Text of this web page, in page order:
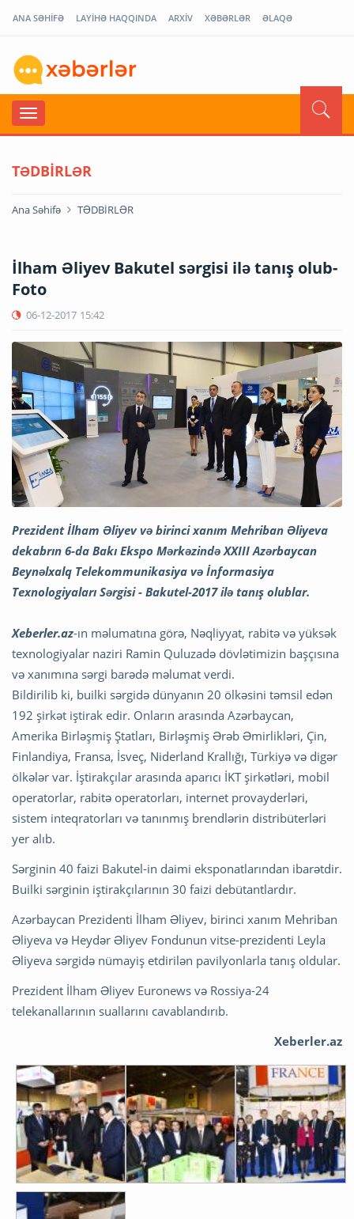
ANA SƏHİFƏ LAYİHƏ HAQQINDA ARXİV XƏBƏRLƏR ƏLAQƏ
TƏDBİRLƏR
Ana Səhifə TƏDBİRLƏR
İlham Əliyev Bakutel sərgisi ilə tanış olub-
Foto
06-12-2017 15:42
Prezident İlham Əliyev və birinci xanım Mehriban Əliyeva
dekabrın 6-da Bakı Ekspo Mərkəzində XXIII Azərbaycan
Beynəlxalq Telekommunikasiya və İnformasiya
Texnologiyaları Sərgisi - Bakutel-2017 ilə tanış olublar.
Xeberler.az-ın məlumatına görə, Nəqliyyat, rabitə və yüksək
texnologiyalar naziri Ramin Quluzadə dövlətimizin başçısına
və xanımına sərgi barədə məlumat verdi.
Bildirilib ki, builki sərgidə dünyanın 20 ölkəsini təmsil edən
192 şirkət iştirak edir. Onların arasında Azərbaycan,
Amerika Birləşmiş Ştatları, Birləşmiş Ərəb Əmirlikləri, Çin,
Finlandiya, Fransa, İsveç, Niderland Krallığı, Türkiyə və digər
ölkələr var. İştirakçılar arasında aparıcı İKT şirkətləri, mobil
operatorlar, rabitə operatorları, internet provayderləri,
sistem inteqratorları və tanınmış brendlərin distribüterləri
yer alıb.
Sərginin 40 faizi Bakutel-in daimi eksponatlarından ibarətdir.
Builki sərginin iştirakçılarının 30 faizi debütantlardır.
Azərbaycan Prezidenti İlham Əliyev, birinci xanım Mehriban
Əliyeva və Heydər Əliyev Fondunun vitse-prezidenti Leyla
Əliyeva sərgidə nümayiş etdirilən pavilyonlarla tanış oldular.
Prezident İlham Əliyev Euronews və Rossiya-24
telekanallarının suallarını cavablandırıb.
Xeberler.az